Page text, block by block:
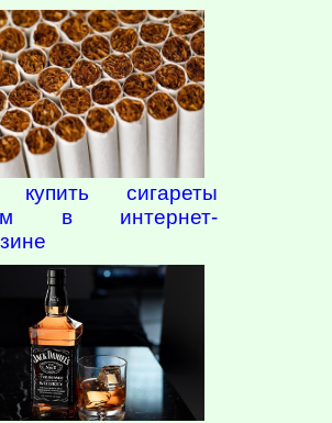
купить сигареты
в интернет-